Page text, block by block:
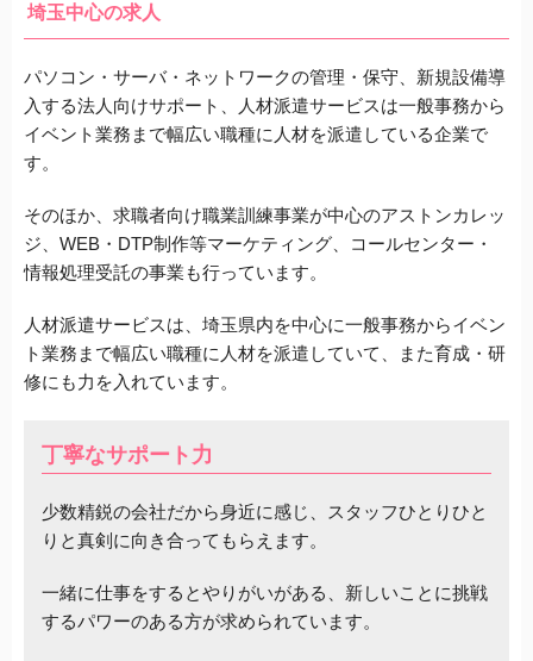
埼玉中心の求人
パソコン・サーバ・ネットワークの管理・保守、新規設備導
入する法人向けサポート、人材派遣サービスは一般事務から
イベント業務まで幅広い職種に人材を派遣している企業で
す。
そのほか、求職者向け職業訓練事業が中心のアストンカレッ
ジ、WEB・DTP制作等マーケティング、
コールセンター・
情報処理受託の事業も行っています。
人材派遣サービスは、埼玉県内を中心に一般事務からイベン
ト業務まで幅広い職種に人材を派遣していて、また育成・研
修にも力を入れています。
丁寧なサポート力
少数精鋭の会社だから身近に感じ、スタッフひとりひと
りと真剣に向き合ってもらえます。
一緒に仕事をするとやりがいがある、新しいことに挑戦
するパワーのある方が求められています。